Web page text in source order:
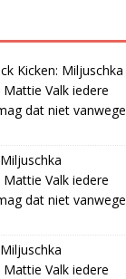
Kicken: Miljuschka
Valk iedere
dat niet vanwege
Valk iedere
dat niet vanwege
Valk iedere